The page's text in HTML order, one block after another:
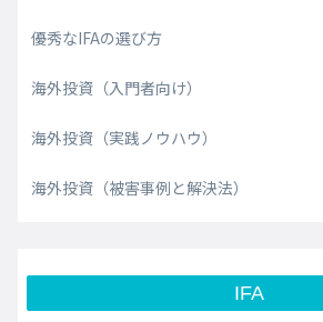
優秀なIFAの選び方
海外投資（入門者向け）
海外投資（実践ノウハウ）
海外投資（被害事例と解決法）
IFA